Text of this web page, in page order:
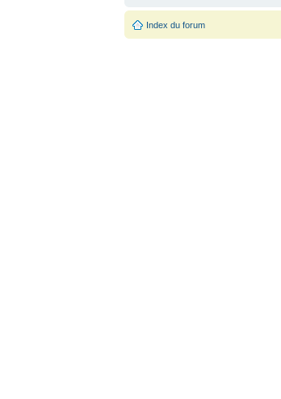
Index du forum